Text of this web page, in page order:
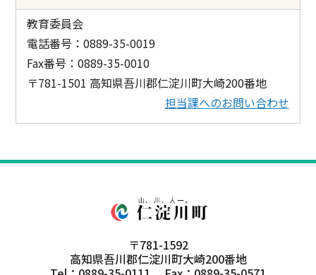
教育委員会
電話番号：0889-35-0019
Fax番号：0889-35-0010
〒781-1501 高知県吾川郡仁淀川町大崎200番地
担当課へのお問い合わせ
〒781-1592
高知県吾川郡仁淀川町大崎200番地